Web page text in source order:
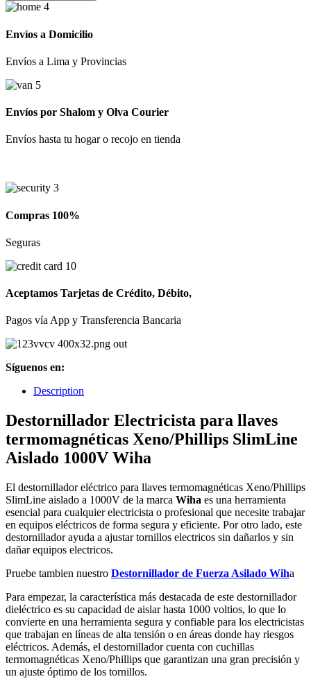
Envíos a Domicilio
Envíos a Lima y Provincias
Envíos por Shalom y Olva Courier
Envíos hasta tu hogar o recojo en tienda
Compras 100%
Seguras
Aceptamos Tarjetas de Crédito, Débito,
Pagos vía App y Transferencia Bancaria
Síguenos en:
Description
Destornillador Electricista para llaves
termomagnéticas Xeno/Phillips SlimLine
Aislado 1000V Wiha
El destornillador eléctrico para llaves termomagnéticas Xeno/Phillips
SlimLine aislado a 1000V de la marca Wiha es una herramienta
esencial para cualquier electricista o profesional que necesite trabajar
en equipos eléctricos de forma segura y eficiente. Por otro lado, este
destornillador ayuda a ajustar tornillos electricos sin dañarlos y sin
dañar equipos electricos.
Pruebe tambien nuestro Destornillador de Fuerza Asilado Wiha
Para empezar, la característica más destacada de este destornillador
dieléctrico es su capacidad de aislar hasta 1000 voltios, lo que lo
convierte en una herramienta segura y confiable para los electricistas
que trabajan en líneas de alta tensión o en áreas donde hay riesgos
eléctricos. Además, el destornillador cuenta con cuchillas
termomagnéticas Xeno/Phillips que garantizan una gran precisión y
un ajuste óptimo de los tornillos.